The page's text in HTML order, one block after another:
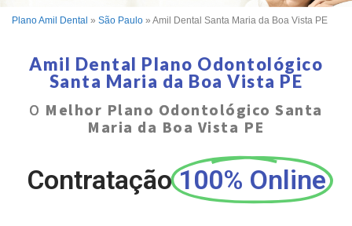
Plano Amil Dental » São Paulo » Amil Dental Santa Maria da Boa Vista PE
Amil Dental Plano Odontológico
Santa Maria da Boa Vista PE
O Melhor Plano Odontológico Santa
Maria da Boa Vista PE
Contratação 100% Online